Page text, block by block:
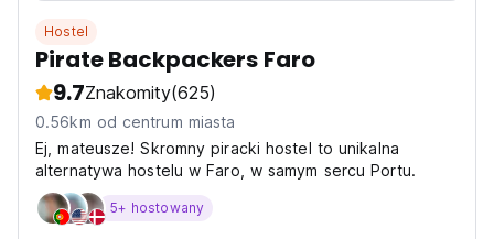
Hostel
Pirate Backpackers Faro
9.7Znakomity(625)
0.56km od centrum miasta
Ej, mateusze! Skromny piracki hostel to unikalna
alternatywa hostelu w Faro, w samym sercu Portu.
5+ hostowany